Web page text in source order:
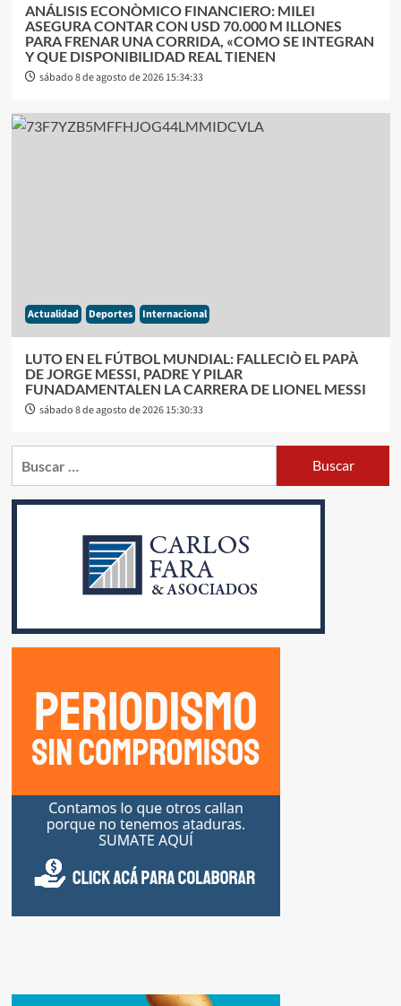
ANÁLISIS ECONÒMICO FINANCIERO: MILEI
ASEGURA CONTAR CON USD 70.000 M ILLONES
PARA FRENAR UNA CORRIDA, «COMO SE INTEGRAN
Y QUE DISPONIBILIDAD REAL TIENEN
sábado 8 de agosto de 2026 15:34:33
Actualidad Deportes Internacional
LUTO EN EL FÚTBOL MUNDIAL: FALLECIÒ EL PAPÀ
DE JORGE MESSI, PADRE Y PILAR
FUNADAMENTALEN LA CARRERA DE LIONEL MESSI
sábado 8 de agosto de 2026 15:30:33